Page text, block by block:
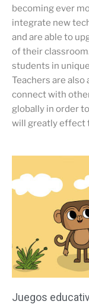
becoming ever
integrate new
and are able to
of their
students in
Teachers are
connect with
globally in order
will greatly effect
Juegos